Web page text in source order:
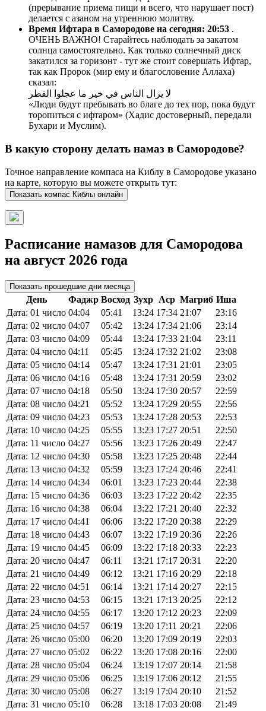
(прерывание приема пищи и всего, что нарушает пост)
делается с азаном на утреннюю молитву.
Время Ифтара в Самородове на сегодня: 20:53 .
ОЧЕНЬ ВАЖНО! Старайтесь наблюдать за закатом
солнца самостоятельно. Как только солнечный диск
закатился за горизонт - тут же стоит совершать Ифтар,
так как Пророк (мир ему и благословение Аллаха)
сказал:
لا يزال الناس في خير ما عجلوا الفطر
«Люди будут пребывать во благе до тех пор, пока будут
торопиться с ифтаром» (Хадис достоверный, передали
Бухари и Муслим).
В какую сторону делать намаз в Самородове?
Точное направление компаса на Киблу в Самородове указано
на карте, которую вы можете открыть тут:
Показать компас Киблы онлайн
Расписание намазов для Самородова
на август 2026 года
Показать прошедшие дни месяца
День Фаджр Восход Зухр Аср Магриб Иша
Дата: 01 число 04:04 05:41 13:24 17:34 21:07
23:16
Дата: 02 число 04:07 05:42 13:24 17:34 21:06
23:14
Дата: 03 число 04:09 05:44 13:24 17:33 21:04
23:11
Дата: 04 число 04:11 05:45 13:24 17:32 21:02
23:08
Дата: 05 число 04:14 05:47 13:24 17:31 21:01
23:05
Дата: 06 число 04:16 05:48 13:24 17:31 20:59
23:02
Дата: 07 число 04:18 05:50 13:24 17:30 20:57
22:59
Дата: 08 число 04:21 05:52 13:24 17:29 20:55
22:56
Дата: 09 число 04:23 05:53 13:24 17:28 20:53
22:53
Дата: 10 число 04:25 05:55 13:23 17:27 20:51
22:50
Дата: 11 число 04:27 05:56 13:23 17:26 20:49
22:47
Дата: 12 число 04:30 05:58 13:23 17:25 20:48
22:44
Дата: 13 число 04:32 05:59 13:23 17:24 20:46
22:41
Дата: 14 число 04:34 06:01 13:23 17:23 20:44
22:38
Дата: 15 число 04:36 06:03 13:23 17:22 20:42
22:35
Дата: 16 число 04:38 06:04 13:22 17:21 20:40
22:32
Дата: 17 число 04:41 06:06 13:22 17:20 20:38
22:29
Дата: 18 число 04:43 06:07 13:22 17:19 20:36
22:26
Дата: 19 число 04:45 06:09 13:22 17:18 20:33
22:23
Дата: 20 число 04:47 06:11 13:21 17:17 20:31
22:20
Дата: 21 число 04:49 06:12 13:21 17:16 20:29
22:18
Дата: 22 число 04:51 06:14 13:21 17:14 20:27
22:15
Дата: 23 число 04:53 06:15 13:21 17:13 20:25
22:12
Дата: 24 число 04:55 06:17 13:20 17:12 20:23
22:09
Дата: 25 число 04:57 06:19 13:20 17:11 20:21
22:06
Дата: 26 число 05:00 06:20 13:20 17:09 20:19
22:03
Дата: 27 число 05:02 06:22 13:20 17:08 20:16
22:00
Дата: 28 число 05:04 06:24 13:19 17:07 20:14
21:58
Дата: 29 число 05:06 06:25 13:19 17:06 20:12
21:55
Дата: 30 число 05:08 06:27 13:19 17:04 20:10
21:52
Дата: 31 число 05:10 06:28 13:18 17:03 20:08
21:49